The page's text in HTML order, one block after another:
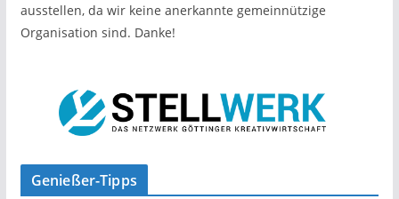
ausstellen, da wir keine anerkannte gemeinnützige
Organisation sind. Danke!
Genießer-Tipps